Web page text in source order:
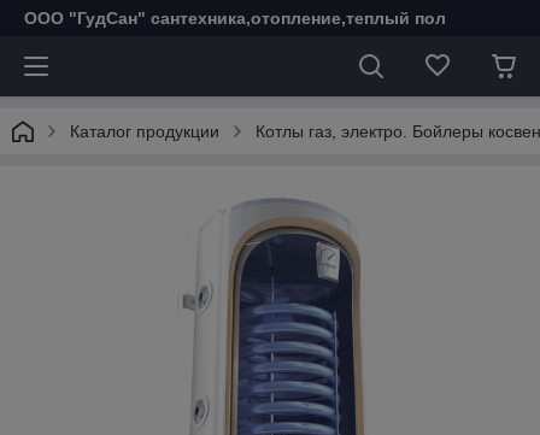
ООО "ГудСан" сантехника,отопление,теплый пол
Каталог продукции Котлы газ, электро. Бойлеры